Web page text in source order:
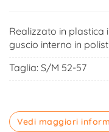
Realizzato in plastica
guscio interno in
Taglia: S/M 52-57
Vedi maggiori